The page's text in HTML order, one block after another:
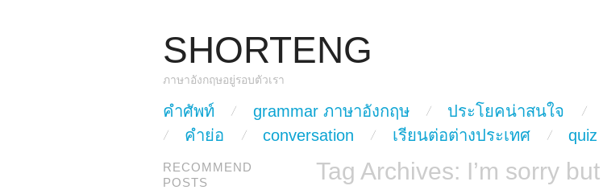
SHORTENG
ภาษาอังกฤษอยู่รอบตัวเรา
Main Menu
skip to content
คำศัพท์ grammar ภาษาอังกฤษ ประโยคน่าสนใจ
คำย่อ
conversation เรียนต่อต่างประเทศ quiz
Tag Archives: I’m sorry but
RECOMMEND
POSTS